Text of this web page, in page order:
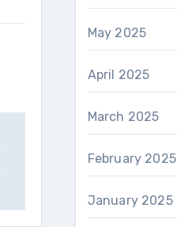
May 2025
April 2025
March 2025
February 2025
January 2025